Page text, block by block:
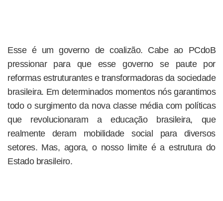
Esse é um governo de coalizão. Cabe ao PCdoB
pressionar para que esse governo se paute por
reformas estruturantes e transformadoras da sociedade
brasileira. Em determinados momentos nós garantimos
todo o surgimento da nova classe média com políticas
que revolucionaram a educação brasileira, que
realmente deram mobilidade social para diversos
setores. Mas, agora, o nosso limite é a estrutura do
Estado brasileiro.